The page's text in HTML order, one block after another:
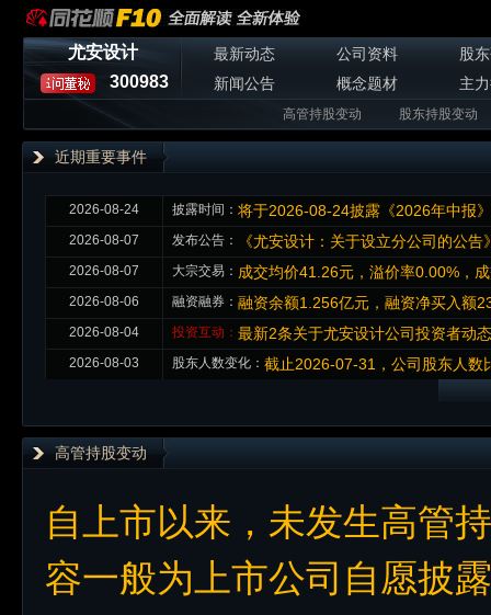
尤安设计
300983
最新动态 公司资料
股
新闻公告
概念题材 主
高管持股变动 股东持股变动
近期重要事件
2026-08-24 披露时间： 将于2026-08-24披露《2026年中报》
2026-08-07 发布公告： 《尤安设计：关于设立分公司的公告
2026-08-07 大宗交易： 成交均价41.26元，溢价率0.00%，
2026-08-06 融资融券： 融资余额1.256亿元，融资净买入额
2026-08-04 投资互动： 最新2条关于尤安设计公司投资者动
2026-08-03 股东人数变化： 截止2026-07-31，公司股东人
高管持股变动
自上市以来，未发生高管
容一般为上市公司自愿披